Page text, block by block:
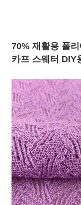
70% 재활용 폴
카프 스웨터 DIY